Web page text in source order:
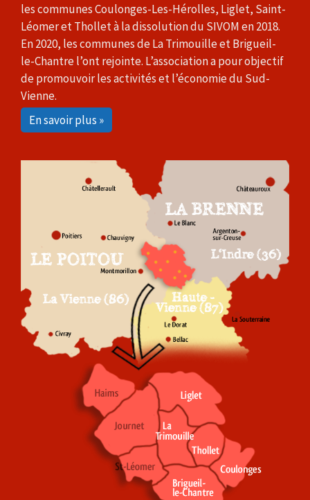
les communes Coulonges-Les-Hérolles, Liglet, Saint-
Léomer et Thollet à la dissolution du SIVOM en 2018.
En 2020, les communes de La Trimouille et Brigueil-
le-Chantre l’ont rejointe. L’association a pour objectif
de promouvoir les activités et l’économie du Sud-
Vienne.
En savoir plus »